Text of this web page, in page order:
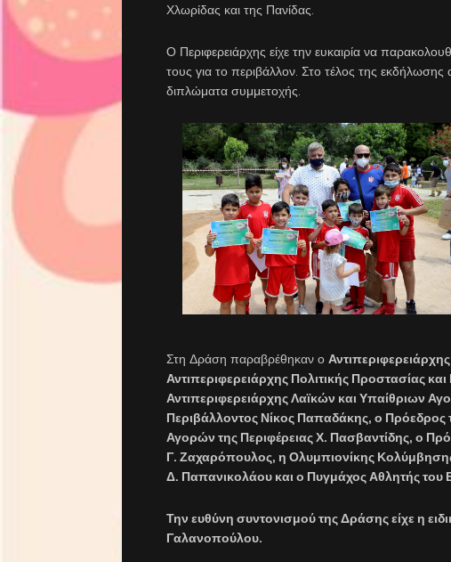
Χλωρίδας και της Πανίδας.
Ο Περιφερειάρχης είχε την ευκαιρία να
τους για το περιβάλλον. Στο τέλος της
διπλώματα συμμετοχής.
Στη Δράση παραβρέθηκαν ο
Αντιπεριφερειάρχης Πολιτικής Προστασίας
Αντιπεριφερειάρχης Λαϊκών και Υπαίθριων
Περιβάλλοντος Νίκος Παπαδάκης, ο Πρόεδρος
Αγορών της Περιφέρειας Χ. Πασβαντίδης, ο
Γ. Ζαχαρόπουλος, η Ολυμπιονίκης
Δ. Παπανικολάου και ο Πυγμάχος Αθλητής του
Την ευθύνη συντονισμού της Δράσης είχε η
Γαλανοπούλου.